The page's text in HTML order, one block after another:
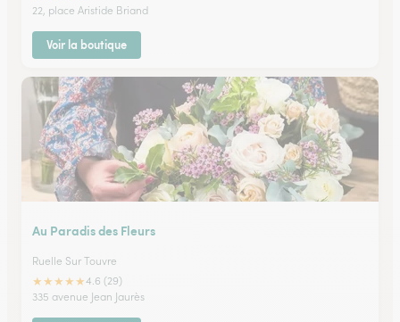
22, place Aristide Briand
Voir la boutique
Au Paradis des Fleurs
Ruelle Sur Touvre
★★★★★4.6 (29)
335 avenue Jean Jaurès